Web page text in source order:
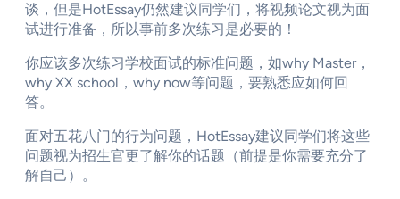
谈，但是HotEssay仍然建议同学们，将视频论文视为面
试进行准备，所以事前多次练习是必要的！
你应该多次练习学校面试的标准问题，如why Master，
why XX school，why now等问题，要熟悉应如何回
答。
面对五花八门的行为问题，HotEssay建议同学们将这些
问题视为招生官更了解你的话题（前提是你需要充分了
解自己）。